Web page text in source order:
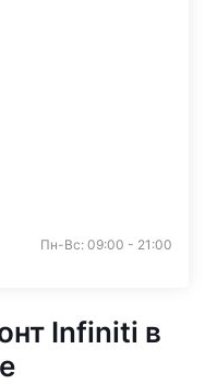
Пн-Вс: 09:00 - 21:00
Infiniti в